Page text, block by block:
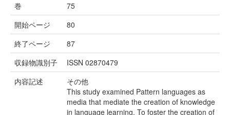
巻
75
開始ページ
80
終了ページ
87
収録物識別子
ISSN 02870479
内容記述
その他
This study examined Pattern languages as
media that mediate the creation of knowledge
in language learning. To foster the creation of